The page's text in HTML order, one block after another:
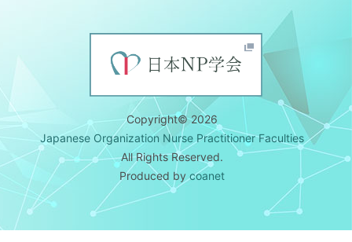
Copyright© 2026
Japanese Organization Nurse Practitioner Faculties
All Rights Reserved.
Produced bycoanet